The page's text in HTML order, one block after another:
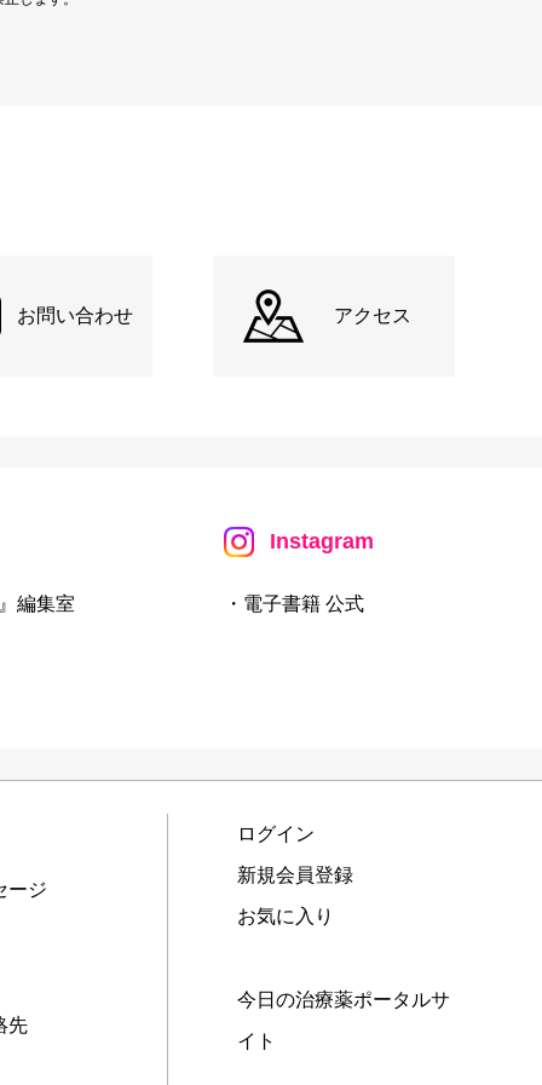
お問い合わせ アクセス
編集室
Instagram
・電子書籍 公式
ージ
先
ログイン
新規会員登録
お気に入り
今日の治療薬ポータルサ
イト